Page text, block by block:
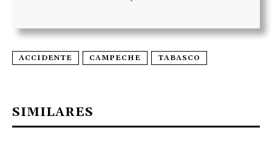
ACCIDENTE CAMPECHE TABASCO
SIMILARES